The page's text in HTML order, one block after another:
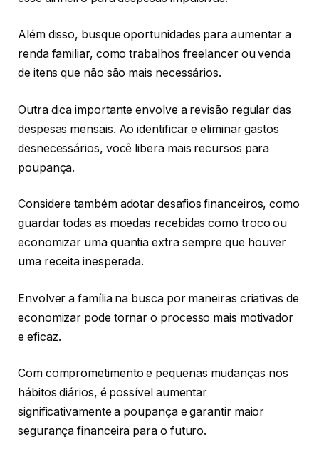
Além disso, busque oportunidades para aumentar a
renda familiar, como trabalhos freelancer ou venda
de itens que não são mais necessários.
Outra dica importante envolve a revisão regular das
despesas mensais. Ao identificar e eliminar gastos
desnecessários, você libera mais recursos para
poupança.
Considere também adotar desafios financeiros, como
guardar todas as moedas recebidas como troco ou
economizar uma quantia extra sempre que houver
uma receita inesperada.
Envolver a família na busca por maneiras criativas de
economizar pode tornar o processo mais motivador
e eficaz.
Com comprometimento e pequenas mudanças nos
hábitos diários, é possível aumentar
significativamente a poupança e garantir maior
segurança financeira para o futuro.